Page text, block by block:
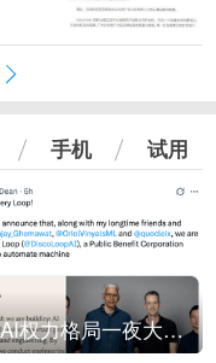
手机 试用
谷歌AI权力格局一夜大洗牌